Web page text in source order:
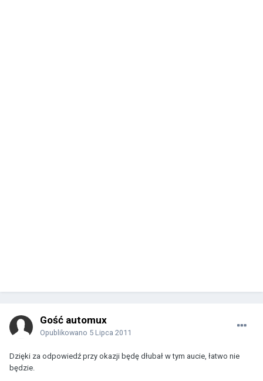
Gość automux
Opublikowano 5 Lipca 2011
Dzięki za odpowiedź przy okazji będę dłubał w tym aucie, łatwo nie
będzie.